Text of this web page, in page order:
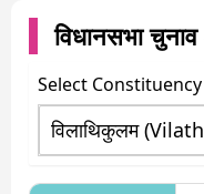
विधानसभा
Select Constituency